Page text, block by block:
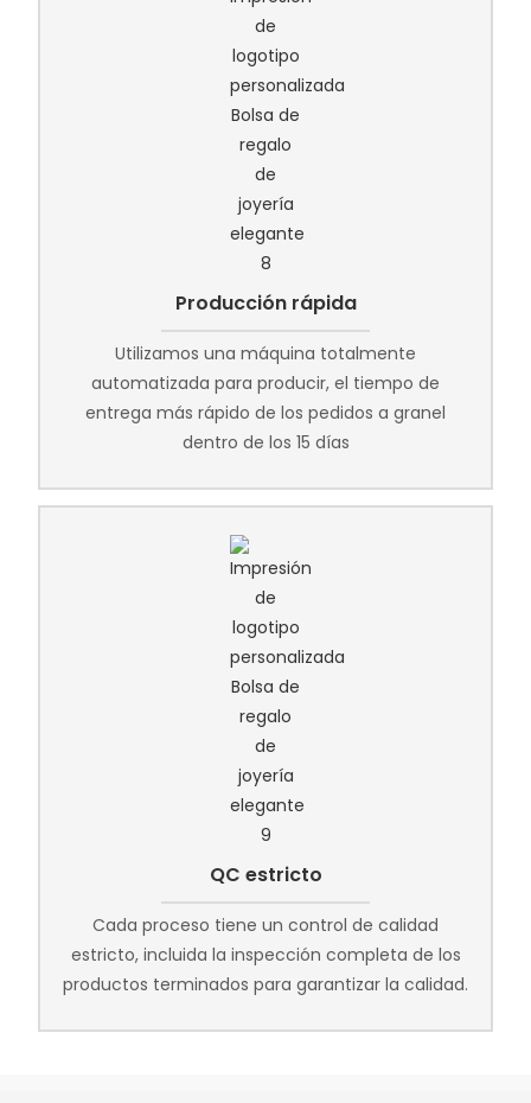
Producción rápida
Utilizamos una máquina totalmente
automatizada para producir, el tiempo de
entrega más rápido de los pedidos a granel
dentro de los 15 días
QC estricto
Cada proceso tiene un control de calidad
estricto, incluida la inspección completa de los
productos terminados para garantizar la calidad.